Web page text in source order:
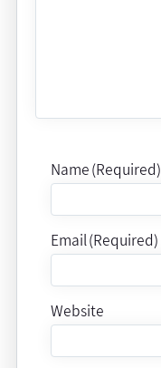
Name (Required)
Email (Required)
Website